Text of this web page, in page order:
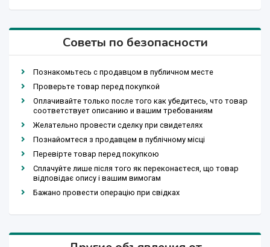
Советы по безопасности
Познакомьтесь с продавцом в публичном месте
Проверьте товар перед покупкой
Оплачивайте только после того как убедитесь, что товар
соответствует описанию и вашим требованиям
Желательно провести сделку при свидетелях
Познайомтеся з продавцем в публічному місці
Перевірте товар перед покупкою
Сплачуйте лише після того як переконаєтеся, що товар
відповідає опису і вашим вимогам
Бажано провести операцію при свідках